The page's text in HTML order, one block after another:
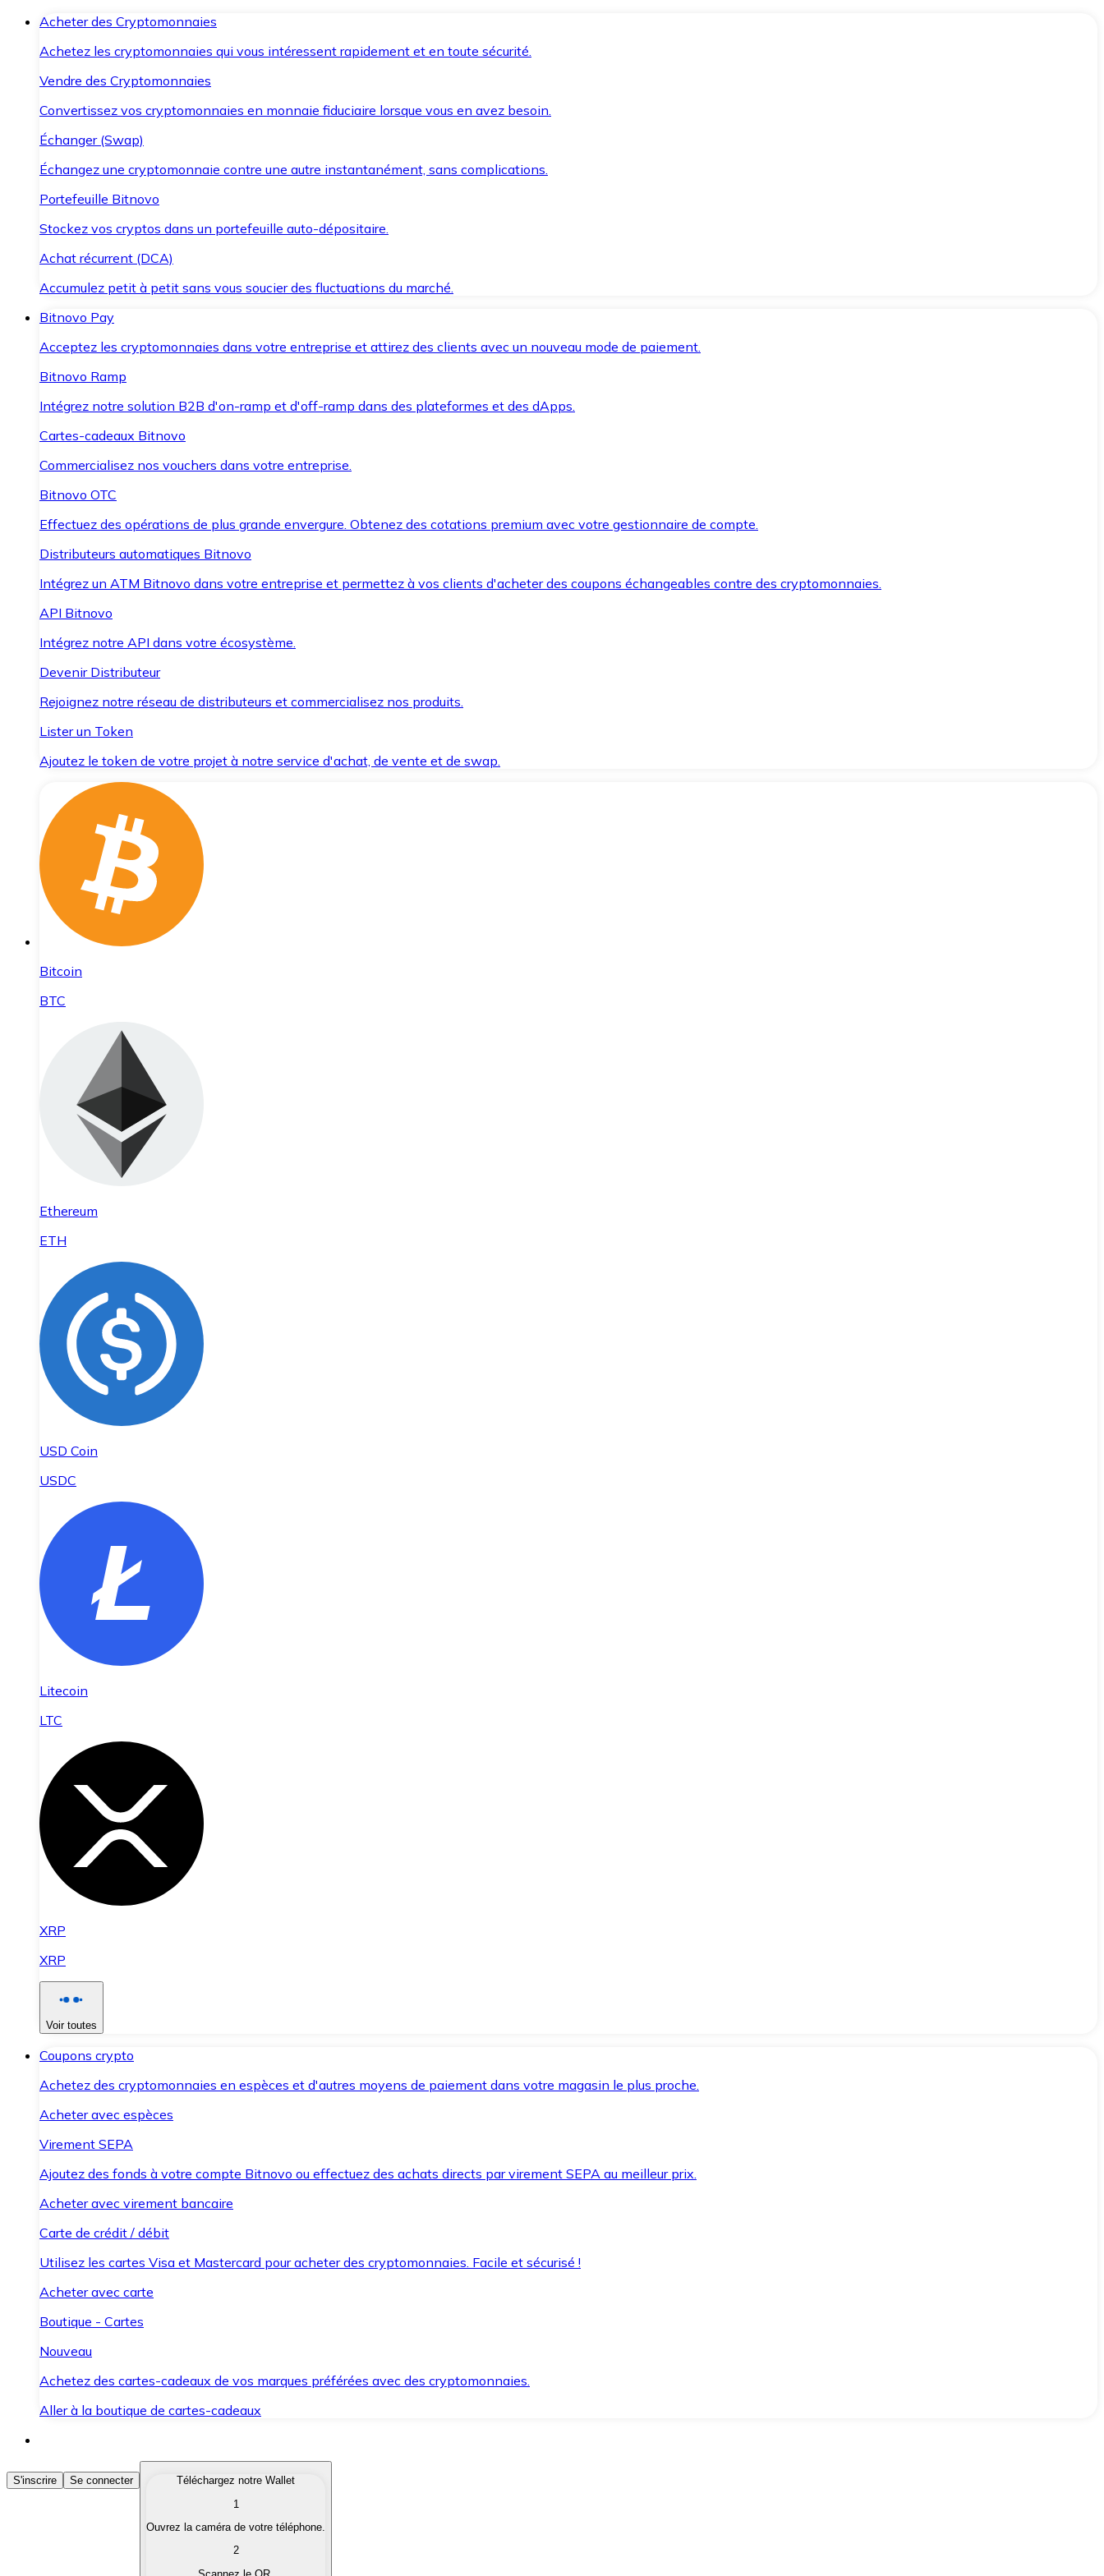
Acheter des Cryptomonnaies
Achetez les cryptomonnaies qui vous intéressent rapidement et en toute sécurité.
Vendre des Cryptomonnaies
Convertissez vos cryptomonnaies en monnaie fiduciaire lorsque vous en avez besoin.
Échanger (Swap)
Échangez une cryptomonnaie contre une autre instantanément, sans complications.
Portefeuille Bitnovo
Stockez vos cryptos dans un portefeuille auto-dépositaire.
Achat récurrent (DCA)
Accumulez petit à petit sans vous soucier des fluctuations du marché.
Bitnovo Pay
Acceptez les cryptomonnaies dans votre entreprise et attirez des clients avec un nouveau mode de paiement.
Bitnovo Ramp
Intégrez notre solution B2B d'on-ramp et d'off-ramp dans des plateformes et des dApps.
Cartes-cadeaux Bitnovo
Commercialisez nos vouchers dans votre entreprise.
Bitnovo OTC
Effectuez des opérations de plus grande envergure. Obtenez des cotations premium avec votre gestionnaire de compte.
Distributeurs automatiques Bitnovo
Intégrez un ATM Bitnovo dans votre entreprise et permettez à vos clients d'acheter des coupons échangeables contre des cryptomonnaies.
API Bitnovo
Intégrez notre API dans votre écosystème.
Devenir Distributeur
Rejoignez notre réseau de distributeurs et commercialisez nos produits.
Lister un Token
Ajoutez le token de votre projet à notre service d'achat, de vente et de swap.
Bitcoin
BTC
Ethereum
ETH
USD Coin
USDC
Litecoin
LTC
XRP
XRP
Voir toutes
Coupons crypto
Achetez des cryptomonnaies en espèces et d'autres moyens de paiement dans votre magasin le plus proche.
Acheter avec espèces
Virement SEPA
Ajoutez des fonds à votre compte Bitnovo ou effectuez des achats directs par virement SEPA au meilleur prix.
Acheter avec virement bancaire
Carte de crédit / débit
Utilisez les cartes Visa et Mastercard pour acheter des cryptomonnaies. Facile et sécurisé !
Acheter avec carte
Boutique - Cartes
Nouveau
Achetez des cartes-cadeaux de vos marques préférées avec des cryptomonnaies.
Aller à la boutique de cartes-cadeaux
Acheter des Cryptomonnaies
Achetez les cryptomonnaies qui vous intéressent rapidement et en toute sécurité.
Convertissez vos cryptomonnaies en monnaie fiduciaire lorsque vous en avez besoin.
S'inscrire Se connecter
Téléchargez notre Wallet
1
Ouvrez la caméra de votre téléphone.
2